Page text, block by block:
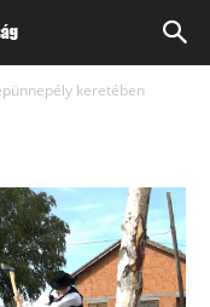
keretében